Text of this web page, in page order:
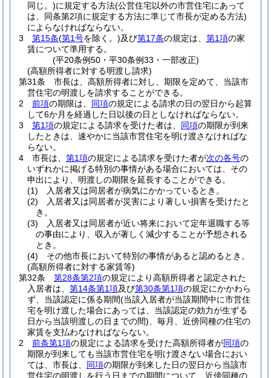
同じ。)に規定する方法(公営住宅以外の市営住宅にあって
は、同条第2項に規定する方法に準じて市長が定める方法)
によらなければならない。
3
第15条(第1号を除く。)及び第17条の規定は、 第1項の家
賃について準用する。
(平20条例50・平30条例33・一部改正)
(高額所得者に対する明渡し請求)
第31条
市長は、高額所得者に対し、期限を定めて、当該市
営住宅の明渡しを請求することができる。
2
前項の期限は、 同項の規定による請求の日の翌日から起算
して6か月を経過した日以後の日としなければならない。
3
第1項の規定による請求を受けた者は、 同項の期限が到来
したときは、速やかに当該市営住宅を明け渡さなければな
らない。
4
市長は、 第1項の規定による請求を受けた者が次の各号の
いずれかに掲げる特別の事情がある場合においては、その
申出により、明渡しの期限を延長することができる。
(1)
入居者又は同居者が病気にかかっているとき。
(2)
入居者又は同居者が災害により著しい損害を受けたと
き。
(3)
入居者又は同居者が近い将来において定年退職する等
の事由により、収入が著しく減少することが予想される
とき。
(4)
その他市長において特別の事情があると認めるとき。
(高額所得者に対する家賃等)
第32条
第28条第2項の規定により高額所得者と認定された
入居者は、 第14条第1項及び第30条第1項の規定にかかわら
ず、当該認定に係る期間(当該入居者が当該期間中に市営住
宅を明け渡した場合にあっては、当該認定の効力が生ずる
日から当該明渡しの日までの間) 、毎月、近傍同種の住宅の
家賃を支払わなければならない。
2
前条第1項の規定による請求を受けた高額所得者が同項の
期限が到来しても当該市営住宅を明け渡さない場合におい
ては、市長は、 同項の期限が到来した日の翌日から当該市
営住宅の明渡しを行う日までの期間について、近傍同種の